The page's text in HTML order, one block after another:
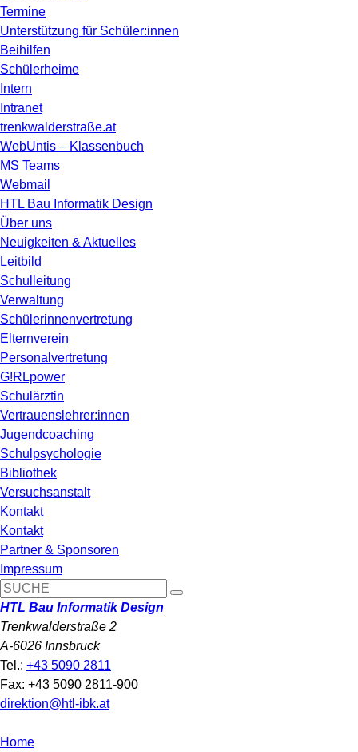
Termine
Unterstützung für Schüler:innen
Beihilfen
Schülerheime
Intern
Intranet
trenkwalderstraße.at
WebUntis – Klassenbuch
MS Teams
Webmail
HTL Bau Informatik Design
Über uns
Neuigkeiten & Aktuelles
Leitbild
Schulleitung
Verwaltung
Schülerinnenvertretung
Elternverein
Personalvertretung
G!RLpower
Schulärztin
Vertrauenslehrer:innen
Jugendcoaching
Schulpsychologie
Bibliothek
Versuchsanstalt
Kontakt
Kontakt
Partner & Sponsoren
Impressum
HTL Bau Informatik Design
Trenkwalderstraße 2
A-6026 Innsbruck
Tel.: +43 5090 2811
Fax: +43 5090 2811-900
direktion@htl-ibk.at
Home